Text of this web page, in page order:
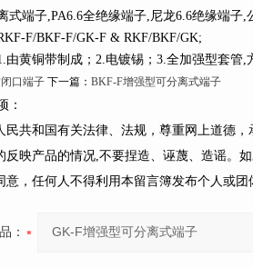
式端子,PA6.6全绝缘端子,尼龙6.6绝缘端子,
F/BKF-F/GK-F & RKF/BKF/GK;
由黄铜带制成；2.电镀锡；3.全加强型套
口端子 下一篇： BKF-F增强型可分离式端子
：
民共和国有关法律、法规，尊重网上道德
反映产品的情况,不要捏造、诬蔑、造谣。
意，任何人不得利用本留言簿发布个人或团
：